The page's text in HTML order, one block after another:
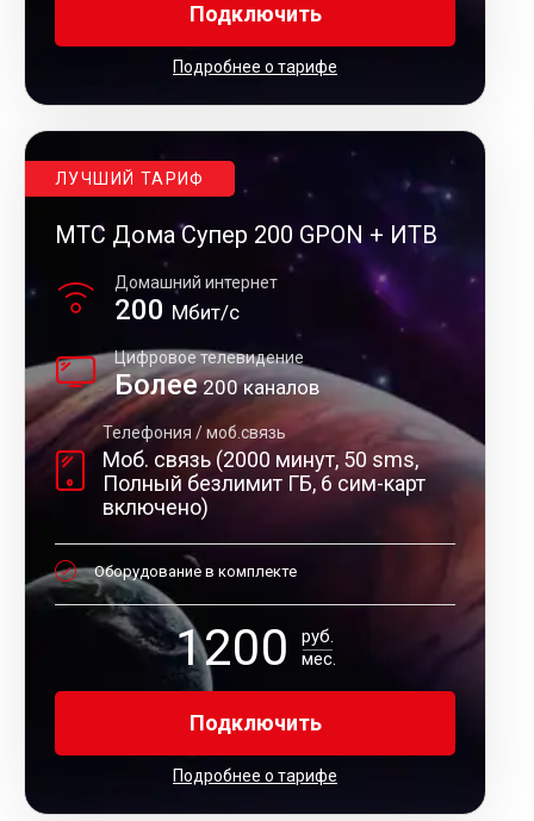
Подключить
Подробнее о тарифе
ЛУЧШИЙ ТАРИФ
МТС Дома Супер 200 GPON + ИТВ
200 Мбит/с
Домашний интернет
Более200 каналов
Цифровое телевидение
Моб. связь (2000 минут, 50 sms,
Полный безлимит ГБ, 6 сим-карт
включено)
Телефония / моб.связь
Оборудование в комплекте
1200
руб.
мес.
Подключить
Подробнее о тарифе